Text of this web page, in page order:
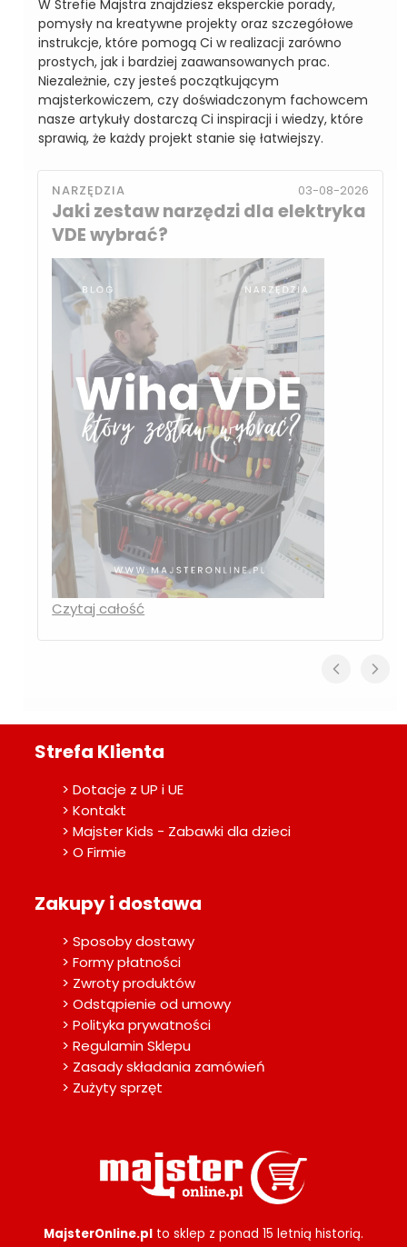
W Strefie Majstra znajdziesz eksperckie porady,
pomysły na kreatywne projekty oraz szczegółowe
instrukcje, które pomogą Ci w realizacji zarówno
prostych, jak i bardziej zaawansowanych prac.
Niezależnie, czy jesteś początkującym
majsterkowiczem, czy doświadczonym fachowcem
nasze artykuły dostarczą Ci inspiracji i wiedzy, które
sprawią, że każdy projekt stanie się łatwiejszy.
NARZĘDZIA 03-08-2026
Jaki zestaw narzędzi dla elektryka
VDE wybrać?
Czytaj całość
Strefa Klienta
> Dotacje z UP i UE
> Kontakt
> Majster Kids - Zabawki dla dzieci
> O Firmie
Zakupy i dostawa
> Sposoby dostawy
> Formy płatności
> Zwroty produktów
> Odstąpienie od umowy
> Polityka prywatności
> Regulamin Sklepu
> Zasady składania zamówień
> Zużyty sprzęt
MajsterOnline.pl to sklep z ponad 15 letnią historią.